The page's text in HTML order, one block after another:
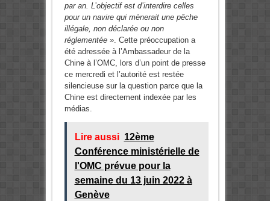
par an. L’objectif est d’interdire celles
pour un navire qui mènerait une pêche
illégale, non déclarée ou non
réglementée ». Cette préoccupation a
été adressée à l’Ambassadeur de la
Chine à l’OMC, lors d’un point de presse
ce mercredi et l’autorité est restée
silencieuse sur la question parce que la
Chine est directement indexée par les
médias.
Lire aussi 12ème
Conférence ministérielle de
l'OMC prévue pour la
semaine du 13 juin 2022 à
Genève